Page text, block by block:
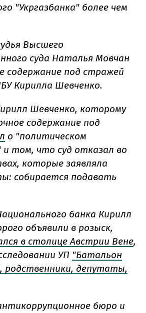
"Укргазбанка" более чем
Высшего
суда Наталья Мовчан
содержание под стражей
Кирилла Шевченко.
Шевченко, которому
содержание под
о "политическом
и том, что суд отказал во
которые заявляла
собирается подавать
банка Кирилл
объявили в розыск,
в столице Австрии Вене,
УП "Батальон
родственники, депутаты,
бюро и